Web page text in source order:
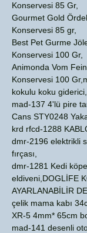
Konservesi 85 Gr,
Gourmet Gold
Konservesi 85 gr,
Best Pet Gurme
Konservesi 100 Gr,
Animonda Vom
Konservesi 100
kokulu koku
mad-137 4'lü pire
Cans STY0248
krd rfcd-1288
dmr-2196 elektrikli
fırçası,
dmr-1281 Kedi
eldiveni,DOGLİFE
AYARLANABİLİR
çelik mama kabı
XR-5 4mm* 65cm
mad-141 desenli